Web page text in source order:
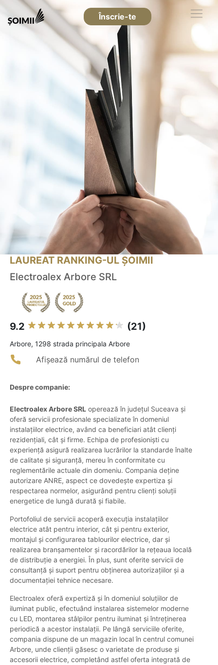
Înscrie-te
LAUREAT RANKING-UL ȘOIMII
Electroalex Arbore SRL
9.2 (21)
Arbore, 1298 strada principala Arbore
Afișează numărul de telefon
Despre companie:
Electroalex Arbore SRL operează în județul Suceava și
oferă servicii profesionale specializate în domeniul
instalațiilor electrice, având ca beneficiari atât clienți
rezidențiali, cât și firme. Echipa de profesioniști cu
experiență asigură realizarea lucrărilor la standarde înalte
de calitate și siguranță, mereu în conformitate cu
reglementările actuale din domeniu. Compania deține
autorizare ANRE, aspect ce dovedește expertiza și
respectarea normelor, asigurând pentru clienți soluții
energetice de lungă durată și fiabile.
Portofoliul de servicii acoperă execuția instalațiilor
electrice atât pentru interior, cât și pentru exterior,
montajul și configurarea tablourilor electrice, dar și
realizarea branșamentelor și racordărilor la rețeaua locală
de distribuție a energiei. În plus, sunt oferite servicii de
consultanță și suport pentru obținerea autorizațiilor și a
documentației tehnice necesare.
Electroalex oferă expertiză și în domeniul soluțiilor de
iluminat public, efectuând instalarea sistemelor moderne
cu LED, montarea stâlpilor pentru iluminat și întreținerea
periodică a acestor instalații. Pe lângă serviciile oferite,
compania dispune de un magazin local în centrul comunei
Arbore, unde clienții găsesc o varietate de produse și
accesorii electrice, completând astfel oferta integrată de